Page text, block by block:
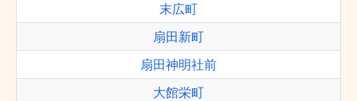
末広町
扇田新町
扇田神明社前
大館栄町